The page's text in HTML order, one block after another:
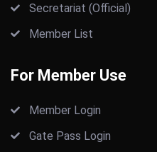
Secretariat (Official)
Member List
For Member Use
Member Login
Gate Pass Login